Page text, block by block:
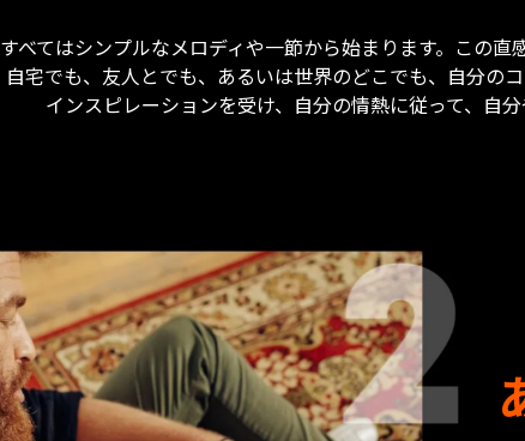
すべてはシンプルなメロディや一節から始まります。この直
自宅でも、友人とでも、あるいは世界のどこでも、自分の
インスピレーションを受け、自分の情熱に従って、自